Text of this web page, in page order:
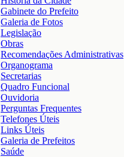
Gabinete do Prefeito
Galeria de Fotos
Legislação
Obras
Recomendações Administrativas
Organograma
Secretarias
Quadro Funcional
Ouvidoria
Perguntas Frequentes
Telefones Úteis
Links Úteis
Galeria de Prefeitos
Saúde